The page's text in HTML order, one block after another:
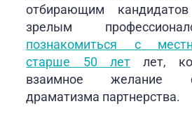
отбирающим
зрелым
познакомиться с
старше 50 летлет,
взаимное желание
драматизма партнерства.